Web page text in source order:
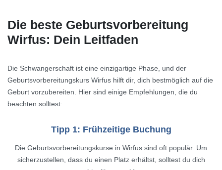
Die beste Geburtsvorbereitung
Wirfus: Dein Leitfaden
Die Schwangerschaft ist eine einzigartige Phase, und der
Geburtsvorbereitungskurs Wirfus hilft dir, dich bestmöglich auf die
Geburt vorzubereiten. Hier sind einige Empfehlungen, die du
beachten solltest:
Tipp 1: Frühzeitige Buchung
Die Geburtsvorbereitungskurse in Wirfus sind oft populär. Um
sicherzustellen, dass du einen Platz erhältst, solltest du dich